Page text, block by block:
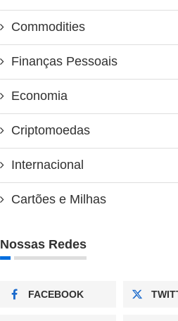
Commodities
Finanças Pessoais
Economia
Criptomoedas
Internacional
Cartões e Milhas
Nossas Redes
FACEBOOK